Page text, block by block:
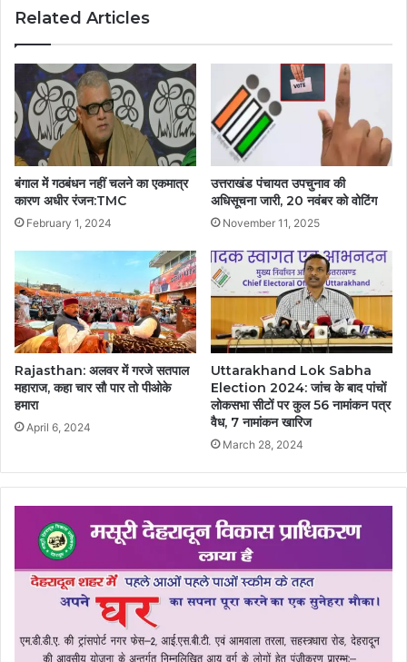
Related Articles
बंगाल में गठबंधन नहीं चलने का एकमात्र
कारण अधीर रंजन:TMC
February 1, 2024
उत्तराखंड पंचायत उपचुनाव की
अधिसूचना जारी, 20 नवंबर को वोटिंग
November 11, 2025
Rajasthan: अलवर में गरजे सतपाल
महाराज, कहा चार सौ पार तो पीओके
हमारा
April 6, 2024
Uttarakhand Lok Sabha
Election 2024: जांच के बाद पांचों
लोकसभा सीटों पर कुल 56 नामांकन पत्र
वैध, 7 नामांकन खारिज
March 28, 2024